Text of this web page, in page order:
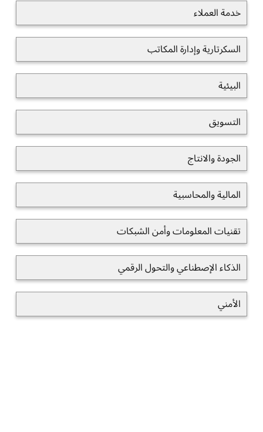
خدمة العملاء
السكرتارية وإدارة المكاتب
البيئية
التسويق
الجودة والانتاج
المالية والمحاسبية
تقنيات المعلومات وأمن الشبكات
الذكاء الإصطناعي والتحول الرقمي
الأمني